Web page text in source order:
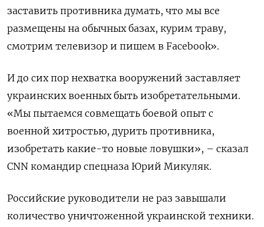
заставить противника думать, что мы все
размещены на обычных базах, курим траву,
смотрим телевизор и пишем в Facebook».
И до сих пор нехватка вооружений заставляет
украинских военных быть изобретательными.
«Мы пытаемся совмещать боевой опыт с
военной хитростью, дурить противника,
изобретать какие-то новые ловушки», – сказал
CNN командир спецназа Юрий Микуляк.
Российские руководители не раз завышали
количество уничтоженной украинской техники.